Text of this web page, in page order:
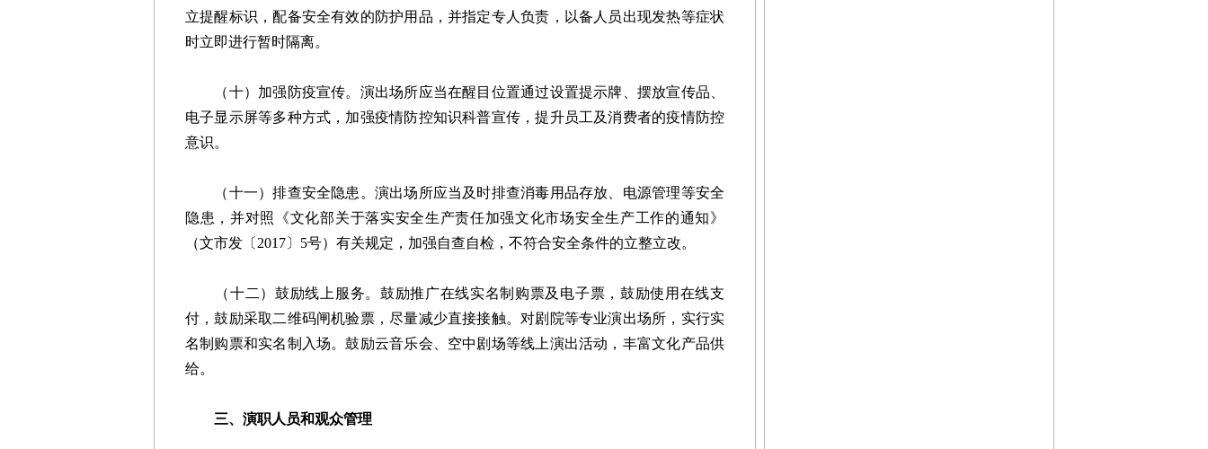
立提醒标识，配备安全有效的防护用品，并指定专人负责，以备人员出现发热等症状
时立即进行暂时隔离。
（十）加强防疫宣传。演出场所应当在醒目位置通过设置提示牌、摆放宣传品、
电子显示屏等多种方式，加强疫情防控知识科普宣传，提升员工及消费者的疫情防控
意识。
（十一）排查安全隐患。演出场所应当及时排查消毒用品存放、电源管理等安全
隐患，并对照《文化部关于落实安全生产责任加强文化市场安全生产工作的通知》
（文市发〔2017〕5号）有关规定，加强自查自检，不符合安全条件的立整立改。
（十二）鼓励线上服务。鼓励推广在线实名制购票及电子票，鼓励使用在线支
付，鼓励采取二维码闸机验票，尽量减少直接接触。对剧院等专业演出场所，实行实
名制购票和实名制入场。鼓励云音乐会、空中剧场等线上演出活动，丰富文化产品供
给。
三、演职人员和观众管理